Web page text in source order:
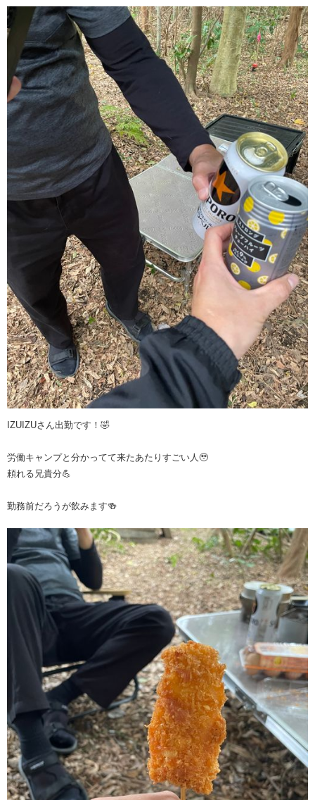
IZUIZUさん出勤です！🤣
労働キャンプと分かってて来たあたりすごい人🥹
頼れる兄貴分💪
勤務前だろうが飲みます🍻